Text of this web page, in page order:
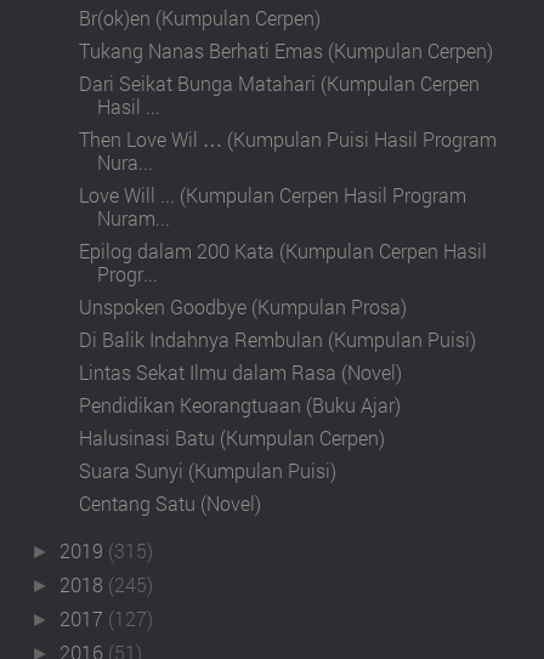
Br(ok)en (Kumpulan Cerpen)
Tukang Nanas Berhati Emas (Kumpulan Cerpen)
Dari Seikat Bunga Matahari (Kumpulan Cerpen
Hasil ...
Then Love Wil … (Kumpulan Puisi Hasil Program
Nura...
Love Will ... (Kumpulan Cerpen Hasil Program
Nuram...
Epilog dalam 200 Kata (Kumpulan Cerpen Hasil
Progr...
Unspoken Goodbye (Kumpulan Prosa)
Di Balik Indahnya Rembulan (Kumpulan Puisi)
Lintas Sekat Ilmu dalam Rasa (Novel)
Pendidikan Keorangtuaan (Buku Ajar)
Halusinasi Batu (Kumpulan Cerpen)
Suara Sunyi (Kumpulan Puisi)
Centang Satu (Novel)
► 2019 (315)
► 2018 (245)
► 2017 (127)
► 2016 (51)